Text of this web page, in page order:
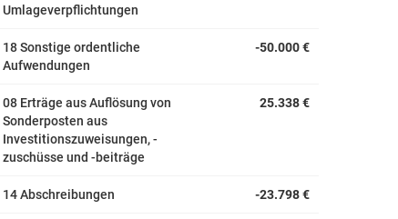
Umlageverpflichtungen
18 Sonstige ordentliche
Aufwendungen
-50.000 €
08 Erträge aus Auflösung von
Sonderposten aus
Investitionszuweisungen, -
zuschüsse und -beiträge
25.338 €
14 Abschreibungen -23.798 €